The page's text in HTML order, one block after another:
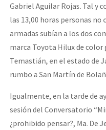
Presos
Mujeres
Niñxs
ETIQUETAS
Audio
“Sonhando a Terra do Bem
Se o México sabe, que o
[25 abr – CDMX] Tokín por el
Gabriel Aguilar Rojas. Tal y
las 13,00 horas personas no
armadas subían a los dos
marca Toyota Hilux de color
Temastián, en el estado de
rumbo a San Martín de
Igualmente, en la tarde de
sesión del Conversatorio
¿prohibido pensar?, Ma. De